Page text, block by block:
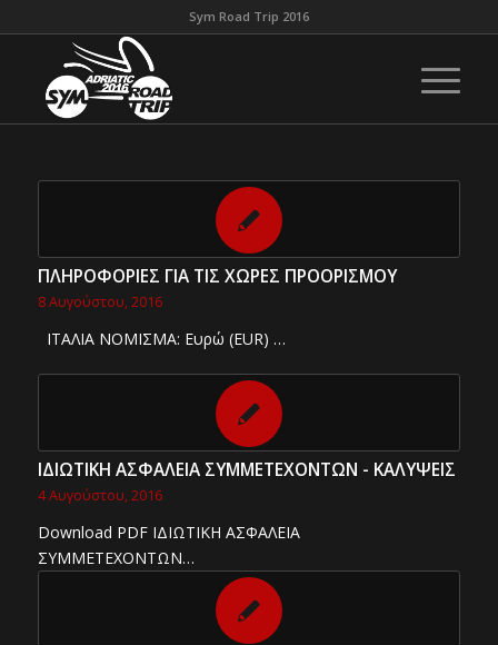
Sym Road Trip 2016
ΠΛΗΡΟΦΟΡΙΕΣ ΓΙΑ ΤΙΣ ΧΩΡΕΣ ΠΡΟΟΡΙΣΜΟΥ
8 Αυγούστου, 2016
ΙΤΑΛΙΑ ΝΟΜΙΣΜΑ: Ευρώ (EUR) …
ΙΔΙΩΤΙΚΗ ΑΣΦΑΛΕΙΑ ΣΥΜΜΕΤΕΧΟΝΤΩΝ - ΚΑΛΥΨΕΙΣ
4 Αυγούστου, 2016
Download PDF ΙΔΙΩΤΙΚΗ ΑΣΦΑΛΕΙΑ
ΣΥΜΜΕΤΕΧΟΝΤΩΝ…